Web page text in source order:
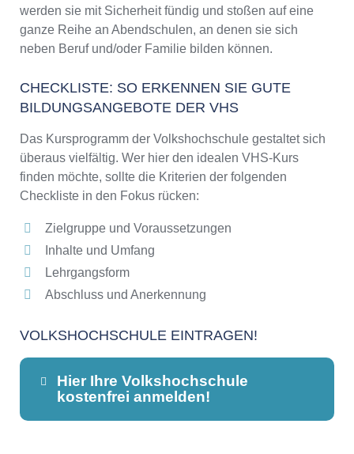
werden sie mit Sicherheit fündig und stoßen auf eine
ganze Reihe an Abendschulen, an denen sie sich
neben Beruf und/oder Familie bilden können.
CHECKLISTE: SO ERKENNEN SIE GUTE
BILDUNGSANGEBOTE DER VHS
Das Kursprogramm der Volkshochschule gestaltet sich
überaus vielfältig. Wer hier den idealen VHS-Kurs
finden möchte, sollte die Kriterien der folgenden
Checkliste in den Fokus rücken:
Zielgruppe und Voraussetzungen
Inhalte und Umfang
Lehrgangsform
Abschluss und Anerkennung
VOLKSHOCHSCHULE EINTRAGEN!
Hier Ihre Volkshochschule
kostenfrei anmelden!